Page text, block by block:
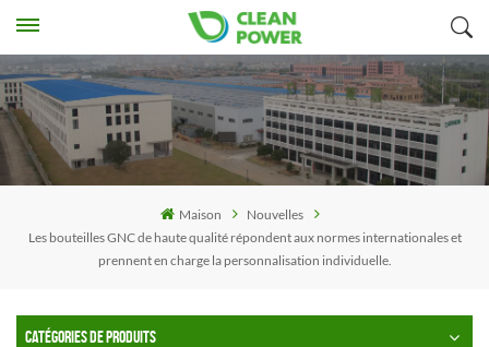
Maison
Nouvelles
Les bouteilles GNC de haute qualité répondent aux normes internationales et
prennent en charge la personnalisation individuelle.
CATÉGORIES DE PRODUITS